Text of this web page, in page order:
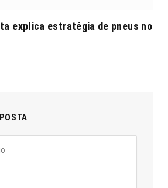
explica estratégia de pneus no